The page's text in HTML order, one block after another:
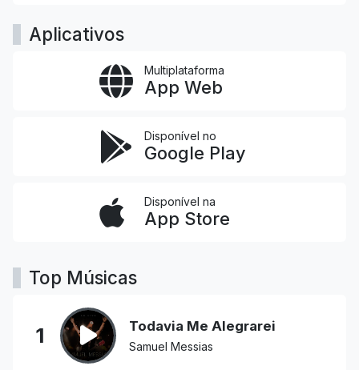
Aplicativos
Multiplataforma
App Web
Disponível no
Google Play
Disponível na
App Store
Top Músicas
1 Todavia Me Alegrarei
Samuel Messias